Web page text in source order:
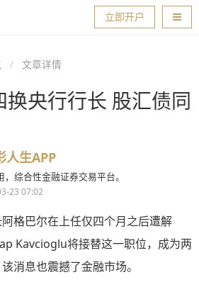
导航
立即开户
文章详情
央行行长 股汇债同
人生APP
综合性金融证券交易平台。
23 07:02
格巴尔在上任仅四个月之后遭解
Kavcioglu将接替这一职位，成为两
消息也震撼了金融市场。